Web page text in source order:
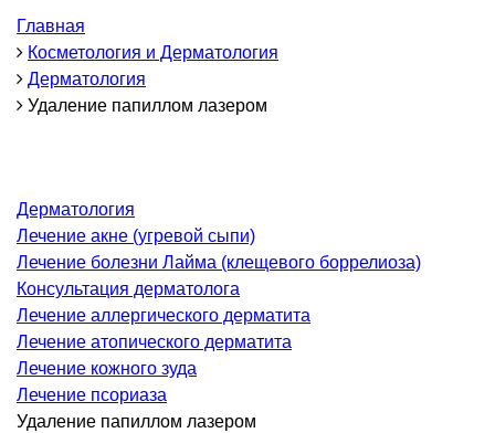
и нутрициология
терапия
Главная
Косметология и Дерматология
Дерматология
Удаление папиллом лазером
Дерматология
Лечение акне (угревой сыпи)
Лечение болезни Лайма (клещевого боррелиоза)
Консультация дерматолога
Лечение аллергического дерматита
Лечение атопического дерматита
Лечение кожного зуда
Лечение псориаза
Удаление папиллом лазером